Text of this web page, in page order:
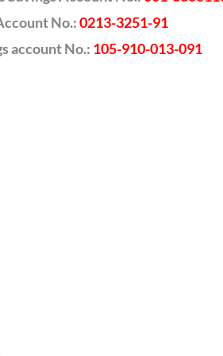
No.:0213-3251-91
account No.: 105-910-013-091